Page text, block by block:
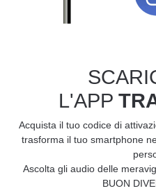
L'APP
Acquista il tuo codice di
trasforma il tuo smartphone
Ascolta gli audio delle
BUON